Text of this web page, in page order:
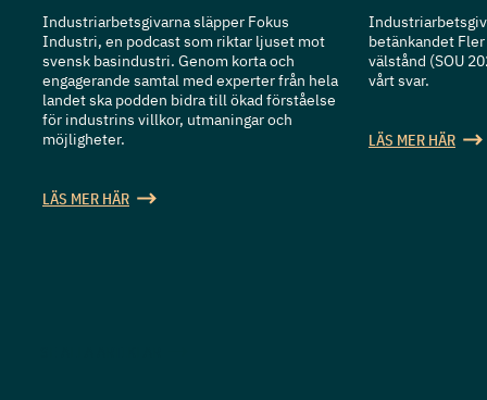
Industriarbetsgivarna släpper Fokus
Industri, en podcast som riktar ljuset mot
svensk basindustri. Genom korta och
engagerande samtal med experter från hela
landet ska podden bidra till ökad förståelse
för industrins villkor, utmaningar och
möjligheter.
LÄS MER HÄR
betänkandet
välstånd (SOU
vårt svar.
LÄS MER HÄR